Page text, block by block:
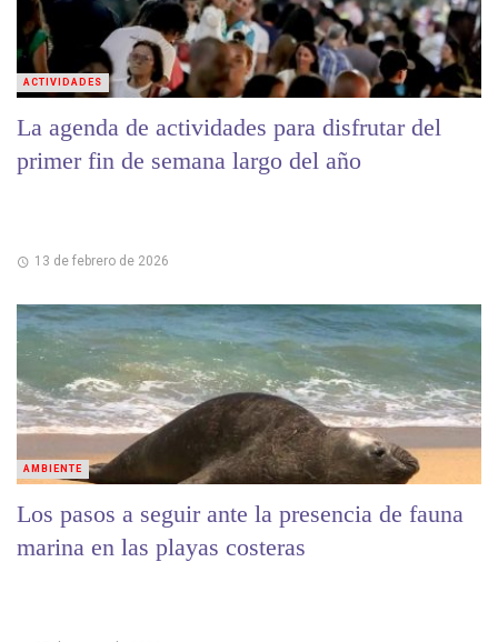
La agenda de actividades para disfrutar del
primer fin de semana largo del año
13 de febrero de 2026
ACTIVIDADES
Los pasos a seguir ante la presencia de fauna
marina en las playas costeras
AMBIENTE